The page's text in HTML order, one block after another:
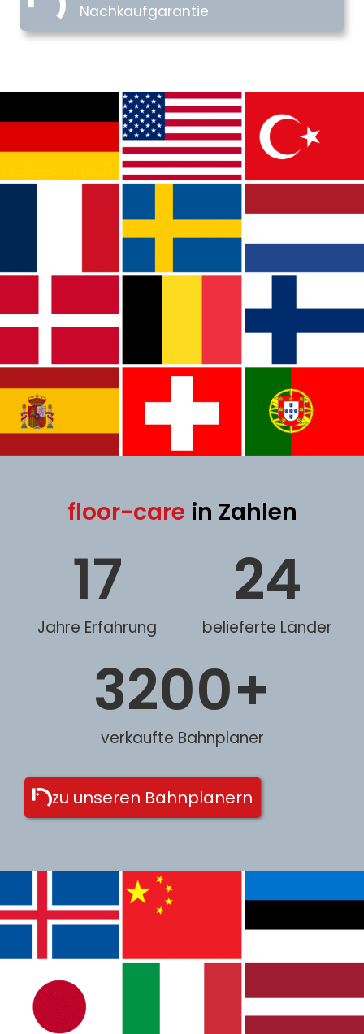
Nachkaufgarantie
floor-care in Zahlen
Jahre Erfahrung
17
belieferte Länder
24
verkaufte Bahnplaner
3200+
zu unseren Bahnplanern